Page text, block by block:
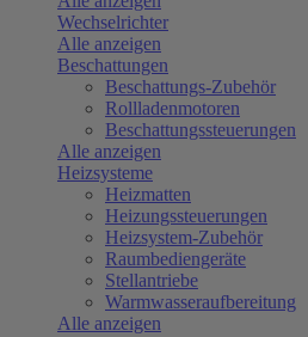
Wechselrichter
Alle anzeigen
Beschattungen
Beschattungs-Zubehör
Rollladenmotoren
Beschattungssteuerungen
Alle anzeigen
Heizsysteme
Heizmatten
Heizungssteuerungen
Heizsystem-Zubehör
Raumbediengeräte
Stellantriebe
Warmwasseraufbereitung
Alle anzeigen